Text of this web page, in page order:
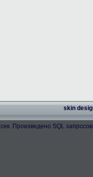
skin
сек. Произведено SQL